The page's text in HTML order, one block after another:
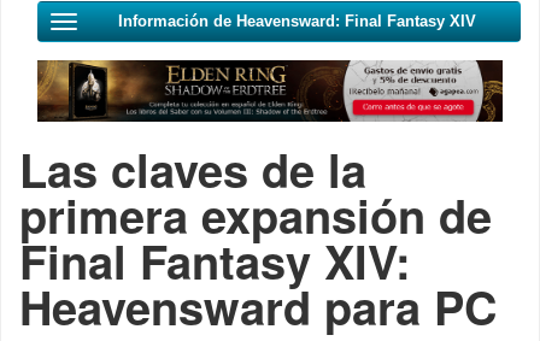
Información de Heavensward: Final Fantasy XIV
Las claves de la
primera expansión de
Final Fantasy XIV:
Heavensward para PC